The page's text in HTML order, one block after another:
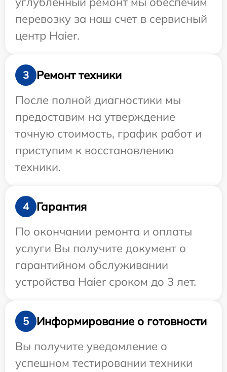
перевозку за наш счет в сервисный
центр Haier.
3
Ремонт техники
После полной диагностики мы
предоставим на утверждение
точную стоимость, график работ и
приступим к восстановлению
техники.
4
Гарантия
По окончании ремонта и оплаты
услуги Вы получите документ о
гарантийном обслуживании
устройства Haier сроком до 3 лет.
5
Информирование о готовности
Вы получите уведомление о
успешном тестировании техники